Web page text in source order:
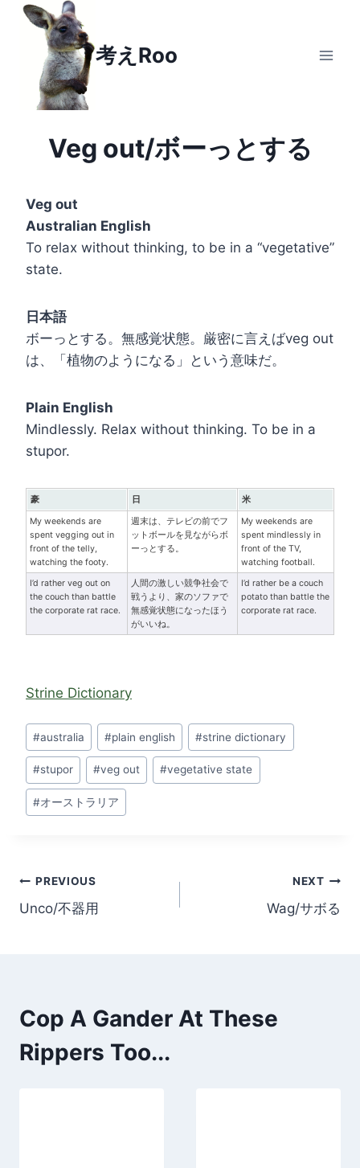
Skip
content
考えRoo
Veg out/ボーっとする
Veg out
Australian English
To relax without thinking, to be in a “vegetative”
state.
日本語
ボーっとする。無感覚状態。厳密に言えばveg out
は、「植物のようになる」という意味だ。
Plain English
Mindlessly. Relax without thinking. To be in a
stupor.
豪 日 米
My weekends are
spent vegging out in
front of the telly,
watching the footy.
週末は、テレビの前でフ
ットボールを見ながらボ
ーっとする。
My weekends are
spent mindlessly in
front of the TV,
watching football.
I’d rather veg out on
the couch than battle
the corporate rat race.
人間の激しい競争社会で
戦うより、家のソファで
無感覚状態になったほう
がいいね。
I’d rather be a couch
potato than battle the
corporate rat race.
Strine Dictionary
Post
Tags:
#australia #plain english #strine dictionary
#stupor #veg out #vegetative state
#オーストラリア
Post
navigation
PREVIOUS
Unco/不器用
NEXT
Wag/サボる
Cop A Gander At These
Rippers Too...